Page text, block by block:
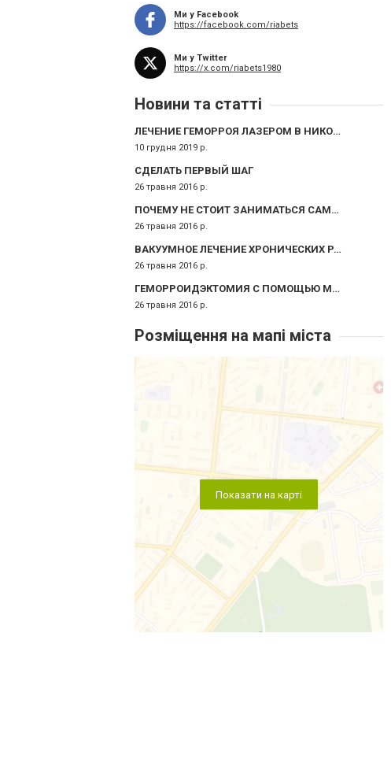
Ми у Facebook
https://facebook.com/riabets
Ми у Twitter
https://x.com/riabets1980
Новини та статті
ЛЕЧЕНИЕ ГЕМОРРОЯ ЛАЗЕРОМ В НИКОЛАЕВЕ (LHP — LASER HEMORRHOIDOPLASTY PROCEDURE)
10 грудня 2019 р.
СДЕЛАТЬ ПЕРВЫЙ ШАГ
26 травня 2016 р.
ПОЧЕМУ НЕ СТОИТ ЗАНИМАТЬСЯ САМОЛЕЧЕНИЕМ?
26 травня 2016 р.
ВАКУУМНОЕ ЛЕЧЕНИЕ ХРОНИЧЕСКИХ РАН
26 травня 2016 р.
ГЕМОРРОИДЭКТОМИЯ С ПОМОЩЬЮ МЕТОДА БИОЛОГИЧЕСКОЙ СВАРКИ ТКАНЕЙ
26 травня 2016 р.
Розміщення на мапі міста
Показати на карті